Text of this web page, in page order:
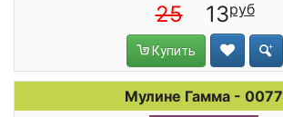
25 13
Купить
Мулине Гамма - 0077